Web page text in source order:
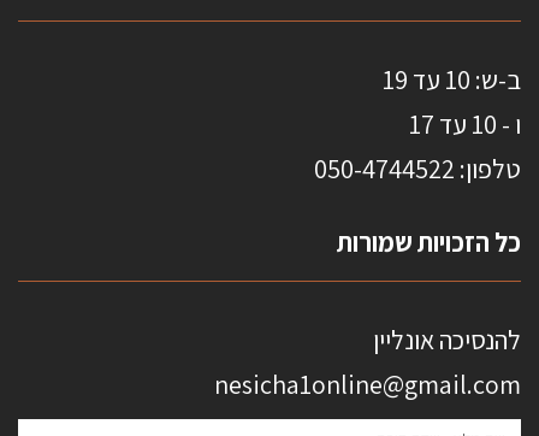
ב-ש: 10 עד 19
ו - 10 עד 17
טלפון: 0 50-4744522
כל הזכויות שמורות
להנסיכה אונליין
nesicha1online@gmail.com